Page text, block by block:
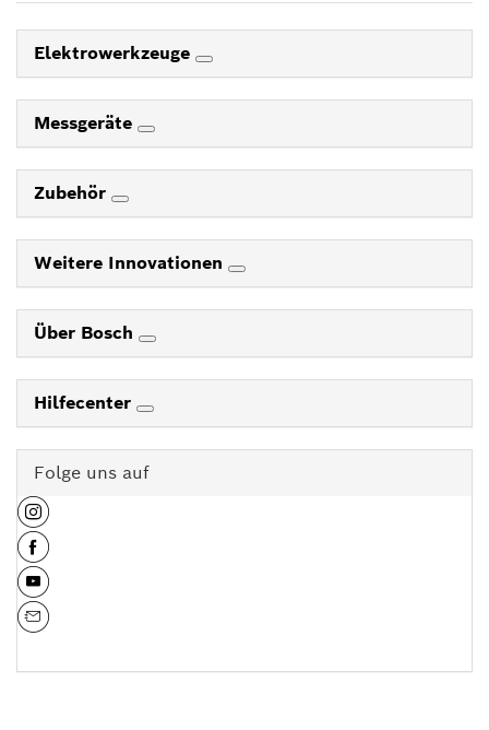
Elektrowerkzeuge
Messgeräte
Zubehör
Weitere Innovationen
Über Bosch
Hilfecenter
Folge uns auf